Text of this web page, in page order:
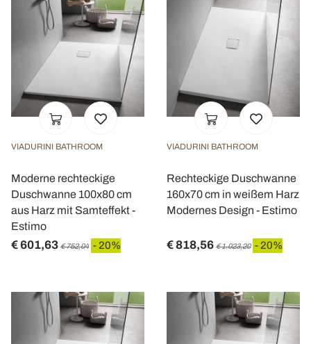
VIADURINI BATHROOM
Moderne rechteckige
Duschwanne 100x80 cm
aus Harz mit Samteffekt -
Estimo
€ 601,63 € 752,04 - 20%
VIADURINI BATHROOM
Rechteckige Duschwanne
160x70 cm in weißem Harz
Modernes Design - Estimo
€ 818,56 € 1.023,20 - 20%